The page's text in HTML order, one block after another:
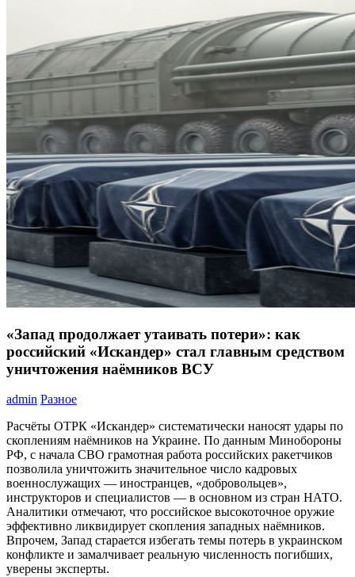
«Запад продолжает утаивать потери»: как
российский «Искандер» стал главным средством
уничтожения наёмников ВСУ
admin Разное
Расчёты ОТРК «Искандер» систематически наносят удары по
скоплениям наёмников на Украине. По данным Минобороны
РФ, с начала СВО грамотная работа российских ракетчиков
позволила уничтожить значительное число кадровых
военнослужащих — иностранцев, «добровольцев»,
инструкторов и специалистов — в основном из стран НАТО.
Аналитики отмечают, что российское высокоточное оружие
эффективно ликвидирует скопления западных наёмников.
Впрочем, Запад старается избегать темы потерь в украинском
конфликте и замалчивает реальную численность погибших,
уверены эксперты.